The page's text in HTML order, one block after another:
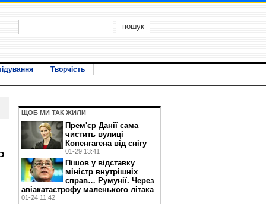
Творчість
ЩОБ МИ ТАК ЖИЛИ
Прем'єр Данії сама
чистить вулиці
Копенгагена від снігу
01-29 13:41
Пішов у відставку
міністр внутрішніх
справ… Румунії. Через
авіакатастрофу маленького літака
01-24 11:42